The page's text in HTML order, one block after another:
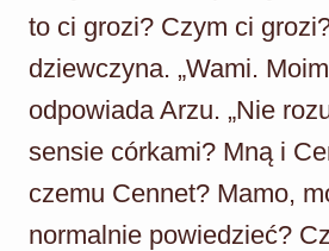
to ci grozi? Czym ci
dziewczyna. „Wami.
odpowiada Arzu. „Nie
sensie córkami? Mną i
czemu Cennet? Mamo,
normalnie powiedzieć?